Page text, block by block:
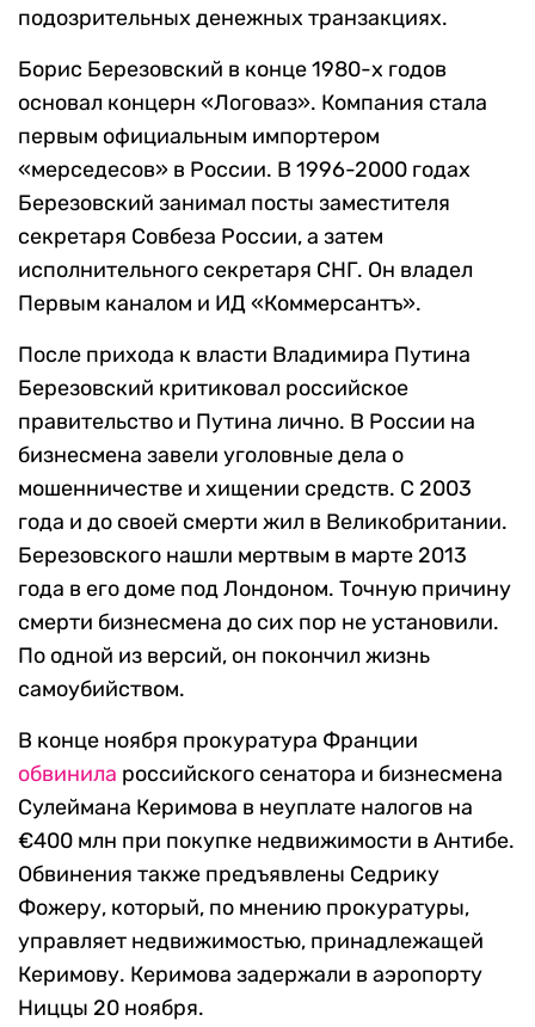
подозрительных денежных транзакциях.
Борис Березовский в конце 1980-х годов
основал концерн «Логоваз». Компания стала
первым официальным импортером
«мерседесов» в России. В 1996-2000 годах
Березовский занимал посты заместителя
секретаря Совбеза России, а затем
исполнительного секретаря СНГ. Он владел
Первым каналом и ИД «Коммерсантъ».
После прихода к власти Владимира Путина
Березовский критиковал российское
правительство и Путина лично. В России на
бизнесмена завели уголовные дела о
мошенничестве и хищении средств. С 2003
года и до своей смерти жил в Великобритании.
Березовского нашли мертвым в марте 2013
года в его доме под Лондоном. Точную причину
смерти бизнесмена до сих пор не установили.
По одной из версий, он покончил жизнь
самоубийством.
В конце ноября прокуратура Франции
обвинила российского сенатора и бизнесмена
Сулеймана Керимова в неуплате налогов на
€400 млн при покупке недвижимости в Антибе.
Обвинения также предъявлены Седрику
Фожеру, который, по мнению прокуратуры,
управляет недвижимостью, принадлежащей
Керимову. Керимова задержали в аэропорту
Ниццы 20 ноября.